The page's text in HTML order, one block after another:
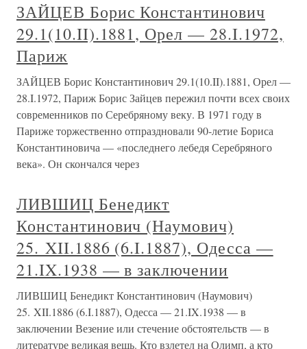
ЗАЙЦЕВ Борис Константинович
29.1(10.II).1881, Орел — 28.I.1972,
Париж
ЗАЙЦЕВ Борис Константинович 29.1(10.II).1881, Орел —
28.I.1972, Париж Борис Зайцев пережил почти всех своих
современников по Серебряному веку. В 1971 году в
Париже торжественно отпраздновали 90-летие Бориса
Константиновича — «последнего лебедя Серебряного
века». Он скончался через
ЛИВШИЦ Бенедикт
Константинович (Наумович)
25. XII.1886 (6.I.1887), Одесса —
21.IX.1938 — в заключении
ЛИВШИЦ Бенедикт Константинович (Наумович)
25. XII.1886 (6.I.1887), Одесса — 21.IX.1938 — в
заключении Везение или стечение обстоятельств — в
литературе великая вещь. Кто взлетел на Олимп, а кто